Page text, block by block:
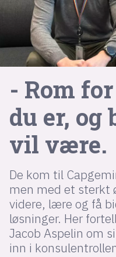
- Rom
du er, og
vil være.
De kom til
men med et sterkt
videre, lære og få
løsninger. Her
Jacob Aspelin om
inn i
utdanning
frontend
devops
tilgjengelighet
lys modus
mørk modus
nyhetsbrev
kode24-klubben